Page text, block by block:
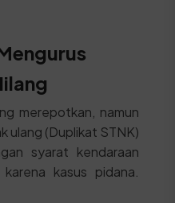
merepotkan, namun
ulang (Duplikat STNK)
syarat kendaraan
kasus pidana.